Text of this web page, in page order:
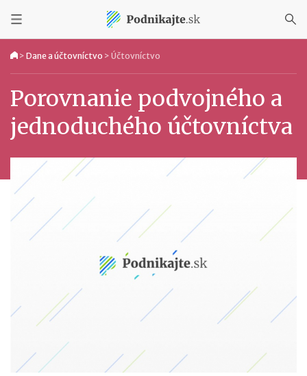
> Dane a účtovníctvo > Účtovníctvo
Porovnanie podvojného a
jednoduchého účtovníctva